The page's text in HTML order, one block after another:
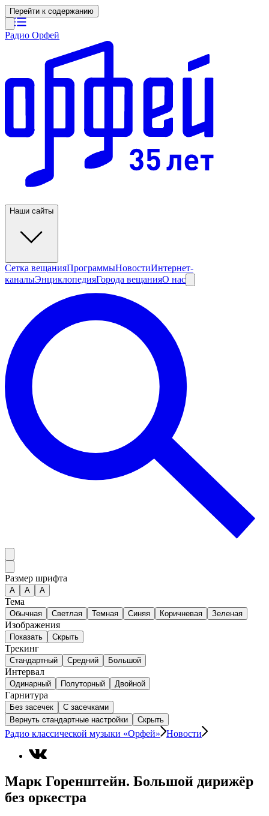
Перейти к содержанию
Радио Орфей
Наши сайты
Сетка вещанияПрограммыНовостиИнтернет-
каналыЭнциклопедияГорода вещанияО нас
Размер шрифта
А A A
Тема
Обычная Светлая Темная Синяя Коричневая Зеленая
Изображения
Показать Скрыть
Трекинг
Стандартный Средний Большой
Интервал
Одинарный Полуторный Двойной
Гарнитура
Без засечек
С засечками
Вернуть стандартные настройки
Скрыть
Радио классической музыки «Орфей» Новости
Марк Горенштейн. Большой дирижёр
без оркестра